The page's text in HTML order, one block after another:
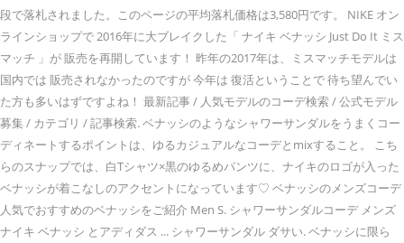
段で落札されました。このページの平均落札価格は3,580円です。 NIKE オン
ラインショップで 2016年に大ブレイクした「 ナイキ ベナッシ Just Do It ミス
マッチ 」が 販売を再開しています！ 昨年の2017年は、ミスマッチモデルは
国内では 販売されなかったのですが 今年は 復活ということで 待ち望んでい
た方も多いはずですよね！ 最新記事 / 人気モデルのコーデ検索 / 公式モデル
募集 / カテゴリ / 記事検索. ベナッシのようなシャワーサンダルをうまくコー
ディネートするポイントは、ゆるカジュアルなコーデとmixすること。 こち
らのスナップでは、白Tシャツ×黒のゆるめパンツに、ナイキのロゴが入った
ベナッシが着こなしのアクセントになっています♡ ベナッシのメンズコーデ
人気でおすすめのベナッシをご紹介 Men S. シャワーサンダルコーデ メンズ
ナイキ ベナッシ とアディダス ... シャワーサンダル ダサい. ベナッシに限ら